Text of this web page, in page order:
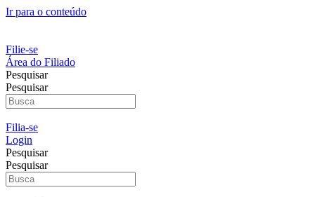
Ir para o conteúdo
Filie-se
Área do Filiado
Pesquisar
Pesquisar
Filia-se
Login
Pesquisar
Pesquisar